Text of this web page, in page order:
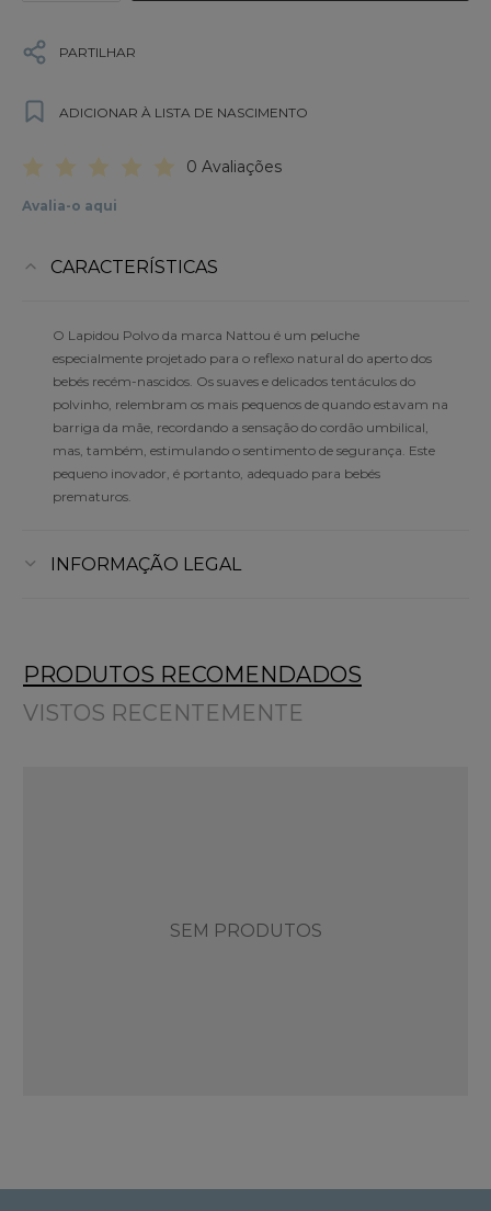
PARTILHAR
ADICIONAR À LISTA DE NASCIMENTO
0 Avaliações
Avalia-o aqui
CARACTERÍSTICAS
O Lapidou Polvo da marca Nattou é um peluche
especialmente projetado para o reflexo natural do aperto dos
bebés recém-nascidos. Os suaves e delicados tentáculos do
polvinho, relembram os mais pequenos de quando estavam na
barriga da mãe, recordando a sensação do cordão umbilical,
mas, também, estimulando o sentimento de segurança. Este
pequeno inovador, é portanto, adequado para bebés
prematuros.
INFORMAÇÃO LEGAL
PRODUTOS RECOMENDADOS
VISTOS RECENTEMENTE
SEM PRODUTOS